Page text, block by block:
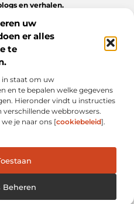
uw
er alles
te
in staat om uw
en te bepalen welke gegevens
Hieronder vindt u instructies
verschillende webbrowsers.
je naar ons [cookiebeleid].
Beheren
en verhalen.
Bloghopper.nl.
All Right Reserved.